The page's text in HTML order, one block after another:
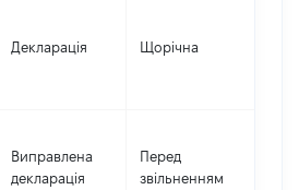
Декларація Щорічна
Виправлена
декларація
Перед
звільненням